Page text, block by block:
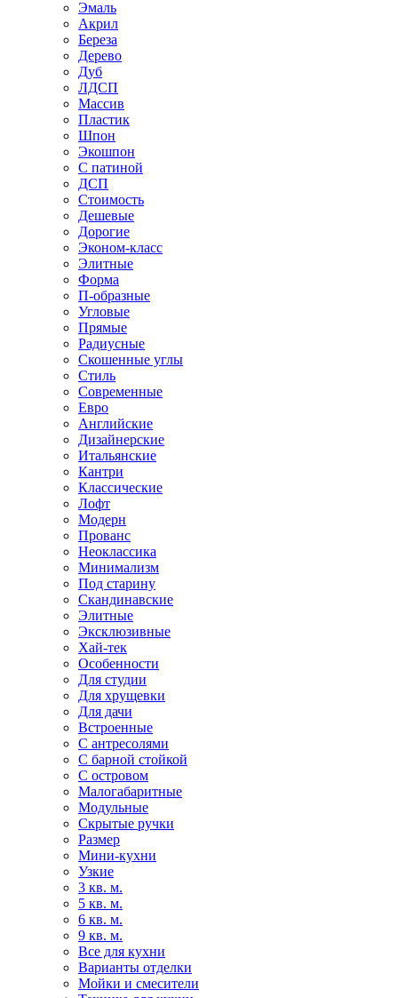
Эмаль
Акрил
Береза
Дерево
Дуб
ЛДСП
Массив
Пластик
Шпон
Экошпон
С патиной
ДСП
Стоимость
Дешевые
Дорогие
Эконом-класс
Элитные
Форма
П-образные
Угловые
Прямые
Радиусные
Скошенные углы
Стиль
Современные
Евро
Английские
Дизайнерские
Итальянские
Кантри
Классические
Лофт
Модерн
Прованс
Неоклассика
Минимализм
Под старину
Скандинавские
Элитные
Эксклюзивные
Хай-тек
Особенности
Для студии
Для хрущевки
Для дачи
Встроенные
С антресолями
С барной стойкой
С островом
Малогабаритные
Модульные
Скрытые ручки
Размер
Мини-кухни
Узкие
3 кв. м.
5 кв. м.
6 кв. м.
9 кв. м.
Все для кухни
Варианты отделки
Мойки и смесители